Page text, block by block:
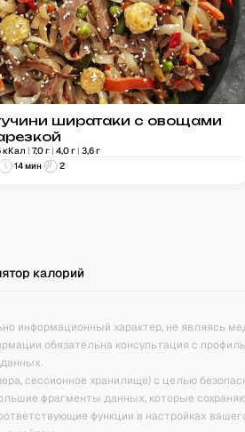
ширатаки с овощами
кКал | 7,0г | 4,0г | 3,6г
14 мин 2
калорий
информационный характер, не являясь
обязательна консультация с
сессионное хранилище) с целью
фрагменты данных, которые
функции в настройках